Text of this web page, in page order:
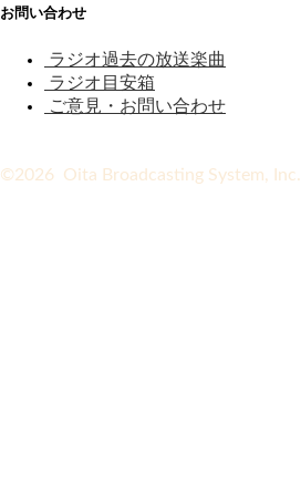
お問い合わせ
ラジオ過去の放送楽曲
ラジオ目安箱
ご意見・お問い合わせ
©2026 Oita Broadcasting System, Inc.